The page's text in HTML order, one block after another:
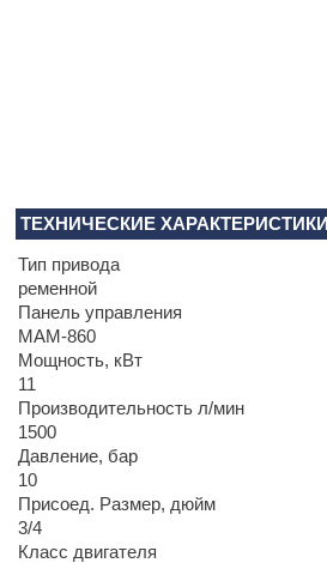
ТЕХНИЧЕСКИЕ ХАРАКТЕРИСТИКИ
Тип привода
ременной
Панель управления
MAM-860
Мощность, кВт
11
Производительность л/мин
1500
Давление, бар
10
Присоед. Размер, дюйм
3/4
Класс двигателя